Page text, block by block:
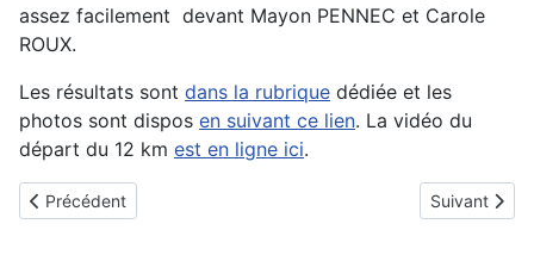
assez facilement devant Mayon PENNEC et Carole
ROUX.
Les résultats sont dans la rubrique dédiée et les
photos sont dispos en suivant ce lien. La vidéo du
départ du 12 km est en ligne ici.
Article précédent : Le Souffle du Gers 2026 fait l'unanimité !
Précédent Article
Suivant